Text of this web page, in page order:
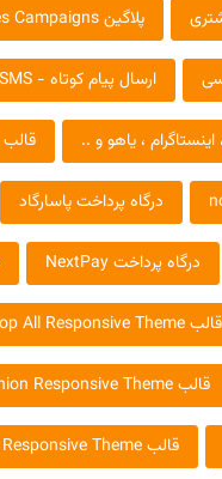
پلاگین Sales Campaigns - جشنواره فروش
ارسال پیام کوتاه - SMS ناپ کامرس
قالب PAVILION
درگاه پرداخت پاسارگاد
درگاه پرداخت NextPay
قالب Nop Shop All Responsive Theme
قالب Nop NeoFashion Responsive Theme
قالب Nop Alicante Responsive Theme